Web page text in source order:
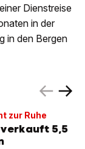
Dienstreise
in der
in den Bergen
zur Ruhe
5,5